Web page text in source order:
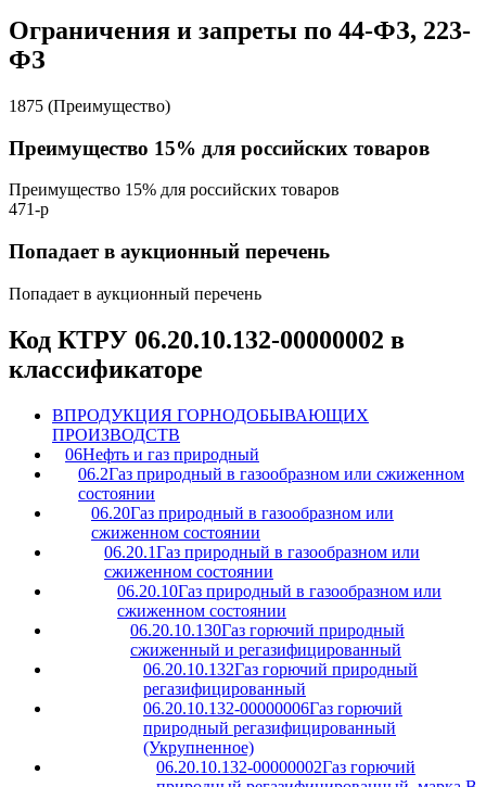
Ограничения и запреты по 44-ФЗ, 223-
ФЗ
1875 (Преимущество)
Преимущество 15% для российских товаров
Преимущество 15% для российских товаров
471-р
Попадает в аукционный перечень
Попадает в аукционный перечень
Код КТРУ 06.20.10.132-00000002 в
классификаторе
BПРОДУКЦИЯ ГОРНОДОБЫВАЮЩИХ
ПРОИЗВОДСТВ
06Нефть и газ природный
06.2Газ природный в газообразном или сжиженном
состоянии
06.20Газ природный в газообразном или
сжиженном состоянии
06.20.1Газ природный в газообразном или
сжиженном состоянии
06.20.10Газ природный в газообразном или
сжиженном состоянии
06.20.10.130Газ горючий природный
сжиженный и регазифицированный
06.20.10.132Газ горючий природный
регазифицированный
06.20.10.132-00000006Газ горючий
природный регазифицированный
(Укрупненное)
06.20.10.132-00000002Газ горючий